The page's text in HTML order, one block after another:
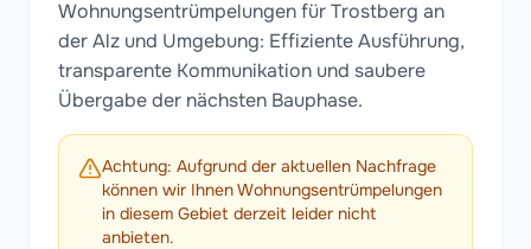
Wohnungsentrümpelungen für Trostberg an
der Alz und Umgebung: Effiziente Ausführung,
transparente Kommunikation und saubere
Übergabe der nächsten Bauphase.
Achtung: Aufgrund der aktuellen Nachfrage
können wir Ihnen Wohnungsentrümpelungen
in diesem Gebiet derzeit leider nicht
anbieten.